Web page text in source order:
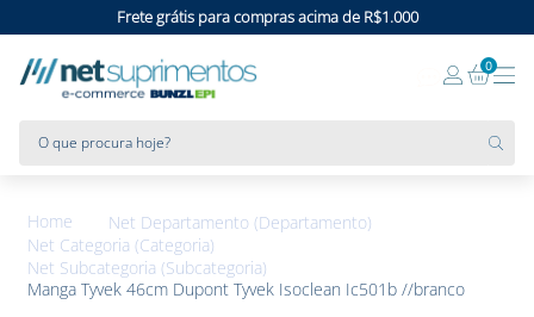
Frete grátis para compras acima de R$1.000
0
Net Departamento (Departamento)
Net Categoria (Categoria)
Net Subcategoria (Subcategoria)
Manga Tyvek 46cm Dupont Tyvek Isoclean Ic501b //branco